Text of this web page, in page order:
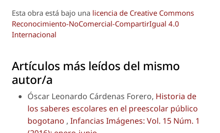
Esta obra está bajo una licencia de Creative Commons
Reconocimiento-NoComercial-CompartirIgual 4.0
Internacional
Artículos más leídos del mismo
autor/a
Óscar Leonardo Cárdenas Forero, Historia de
los saberes escolares en el preescolar público
bogotano , Infancias Imágenes: Vol. 15 Núm. 1